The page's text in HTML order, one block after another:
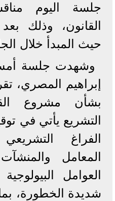
جلسة اليوم
القانون، وذلك
حيث المبدأ خلال
وشهدت جلسة
إبراهيم المصري،
بشأن مشروع
التشريع يأتي في
الفراغ
المعامل
العوامل
شديدة الخطورة،